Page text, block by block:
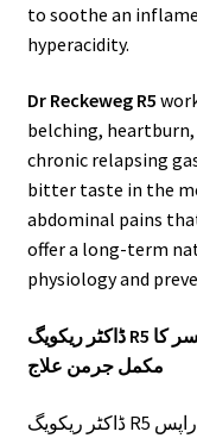
to soothe an
hyperacidity.
Dr Reckeweg R5
belching,
chronic relapsing
bitter taste in the
abdominal pains
offer a long-term
physiology and
ڈاکٹر ریکویگ R5 ڈراپس – معدے کی تیزابیت، جلن اور السر کا
مکمل جرمن علاج
ڈاکٹر ریکویگ R5 سٹومک ڈراپس (Dr Reckeweg R5) معدے کی